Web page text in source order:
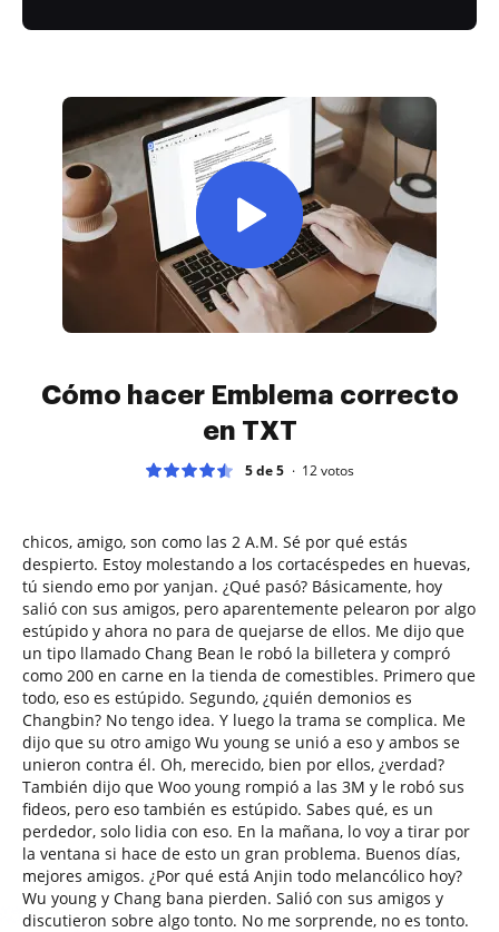
Cómo hacer Emblema correcto
en TXT
5 de 5 12votos
chicos, amigo, son como las 2 A.M. Sé por qué estás
despierto. Estoy molestando a los cortacéspedes en huevas,
tú siendo emo por yanjan. ¿Qué pasó? Básicamente, hoy
salió con sus amigos, pero aparentemente pelearon por algo
estúpido y ahora no para de quejarse de ellos. Me dijo que
un tipo llamado Chang Bean le robó la billetera y compró
como 200 en carne en la tienda de comestibles. Primero que
todo, eso es estúpido. Segundo, ¿quién demonios es
Changbin? No tengo idea. Y luego la trama se complica. Me
dijo que su otro amigo Wu young se unió a eso y ambos se
unieron contra él. Oh, merecido, bien por ellos, ¿verdad?
También dijo que Woo young rompió a las 3M y le robó sus
fideos, pero eso también es estúpido. Sabes qué, es un
perdedor, solo lidia con eso. En la mañana, lo voy a tirar por
la ventana si hace de esto un gran problema. Buenos días,
mejores amigos. ¿Por qué está Anjin todo melancólico hoy?
Wu young y Chang bana pierden. Salió con sus amigos y
discutieron sobre algo tonto. No me sorprende, no es tonto.